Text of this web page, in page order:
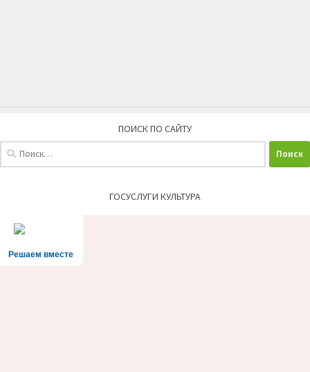
ПОИСК ПО САЙТУ
ГОСУСЛУГИ КУЛЬТУРА
Решаем вместе